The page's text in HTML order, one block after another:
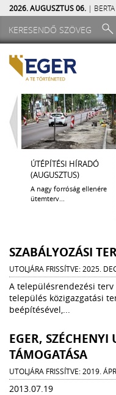
2026. AUGUSZTUS 06. | BERTA
ÚTÉPÍTÉSI HÍRADÓ
(AUGUSZTUS)
A nagy forróság ellenére
ütemterv...
SZABÁLYOZÁSI
UTOLJÁRA FRISSÍTVE: 2025.
A településrendezési terv
település közigazgatási
beépítésével,...
EGER, SZÉCHENYI
TÁMOGATÁSA
UTOLJÁRA FRISSÍTVE: 2019.
2013.07.19